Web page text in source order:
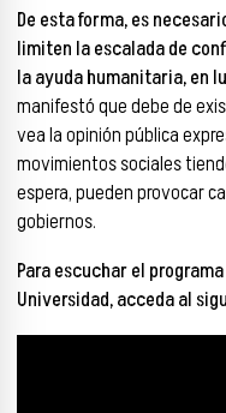
De esta forma, es
limiten la escalada de
la ayuda humanitaria, en
manifestó que debe de
vea la opinión pública
movimientos sociales
espera, pueden provocar
gobiernos.
Para escuchar el
Universidad, acceda al